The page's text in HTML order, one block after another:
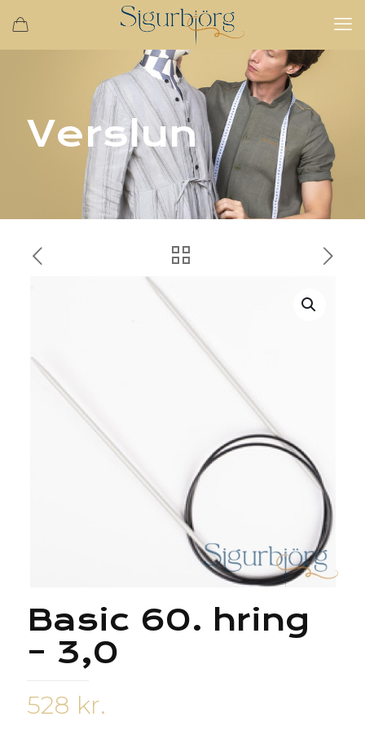
Verslun
Basic 60. hring
– 3,0
528 kr.